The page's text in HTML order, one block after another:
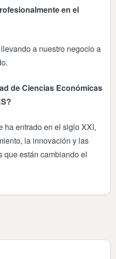
en el
a nuestro negocio a
de Ciencias Económicas
ha entrado en el siglo XXI,
la innovación y las
que están cambiando el